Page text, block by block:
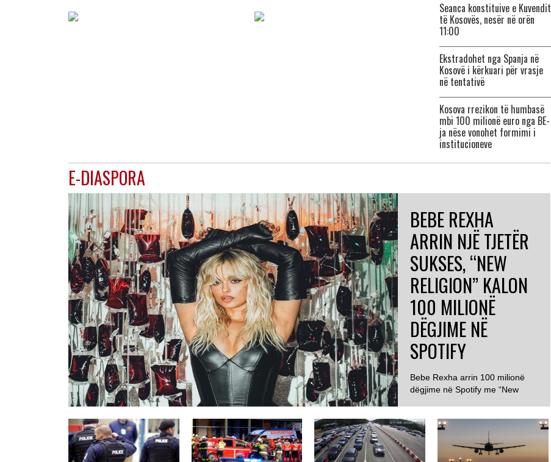
Seanca konstituive e Kuvendit
të Kosovës, nesër në orën
11:00
Ekstradohet nga Spanja në
Kosovë i kërkuari për vrasje
në tentativë
Kosova rrezikon të humbasë
mbi 100 milionë euro nga BE-
ja nëse vonohet formimi i
institucioneve
E-DIASPORA
BEBE REXHA
ARRIN NJË TJETËR
SUKSES, “NEW
RELIGION” KALON
100 MILIONË
DËGJIME NË
SPOTIFY
Bebe Rexha arrin 100 milionë
dëgjime në Spotify me “New
GJERMANI